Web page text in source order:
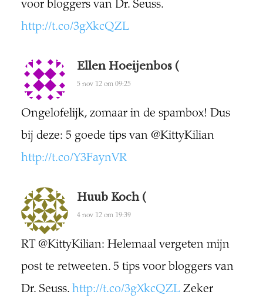
voor bloggers van Dr. Seuss.
http://t.co/3gXkcQZL
Ellen Hoeijenbos (
5 nov 12 om 09:25
Ongelofelijk, zomaar in de spambox! Dus
bij deze: 5 goede tips van @KittyKilian
http://t.co/Y3FaynVR
Huub Koch (
4 nov 12 om 19:39
RT @KittyKilian: Helemaal vergeten mijn
post te retweeten. 5 tips voor bloggers van
Dr. Seuss. http://t.co/3gXkcQZLZeker